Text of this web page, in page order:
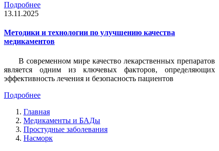
Подробнее
13.11.2025
Методики и технологии по улучшению качества
медикаментов
В современном мире качество лекарственных препаратов
является одним из ключевых факторов, определяющих
эффективность лечения и безопасность пациентов
Подробнее
Главная
Медикаменты и БАДы
Простудные заболевания
Насморк